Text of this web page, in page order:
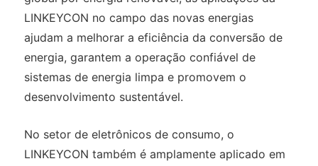
LINKEYCON no campo das novas energias
ajudam a melhorar a eficiência da conversão de
energia, garantem a operação confiável de
sistemas de energia limpa e promovem o
desenvolvimento sustentável.
No setor de eletrônicos de consumo, o
LINKEYCON também é amplamente aplicado em